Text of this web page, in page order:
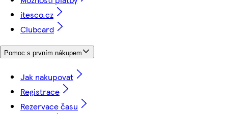
itesco.cz
Clubcard
Pomoc s prvním nákupem
Jak nakupovat
Registrace
Rezervace času